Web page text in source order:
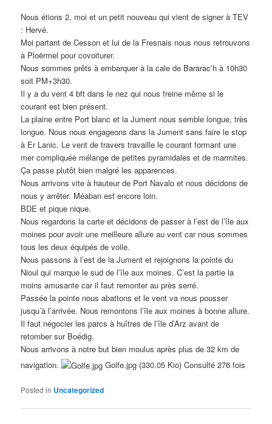
Nous étions 2, moi et un petit nouveau qui vient de signer à TEV
: Hervé.
Moi partant de Cesson et lui de la Fresnais nous nous retrouvons
à Ploërmel pour covoiturer.
Nous sommes prêts à embarquer à la cale de Bararac’h à 10h30
soit PM+3h30.
Il y a du vent 4 bft dans le nez qui nous freine même si le
courant est bien présent.
La plaine entre Port blanc et la Jument nous semble longue, très
longue. Nous nous engageons dans la Jument sans faire le stop
à Er Lanic. Le vent de travers travaille le courant formant une
mer compliquée mélange de petites pyramidales et de marmites.
Ça passe plutôt bien malgré les apparences.
Nous arrivons vite à hauteur de Port Navalo et nous décidons de
nous y arrêter. Méaban est encore loin.
BDE et pique nique.
Nous regardons la carte et décidons de passer à l’est de l’île aux
moines pour avoir une meilleure allure au vent car nous sommes
tous les deux équipés de voile.
Nous passons à l’est de la Jument et rejoignons la pointe du
Nioul qui marque le sud de l’île aux moines. C’est la partie la
moins amusante car il faut remonter au près serré.
Passée la pointe nous abattons et le vent va nous pousser
jusqu’à l’arrivée. Nous remontons l’île aux moines à bonne allure.
Il faut négocier les parcs à huîtres de l’île d’Arz avant de
retomber sur Boédig.
Nous arrivons à notre but bien moulus après plus de 32 km de
navigation.
Golfe.jpg (330.05 Kio) Consulté 276 fois
Posted in Uncategorized